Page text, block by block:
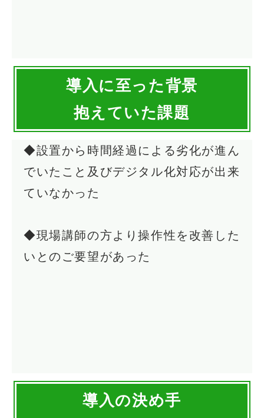
導入に至った背景
抱えていた課題
◆設置から時間経過による劣化が進ん
でいたこと及びデジタル化対応が出来
ていなかった
◆現場講師の方より操作性を改善した
いとのご要望があった
導入の決め手